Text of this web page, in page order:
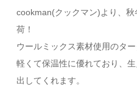
cookman(クックマン)より、
荷！
ウールミックス素材使用のター
軽くて保温性に優れており、
出してくれます。